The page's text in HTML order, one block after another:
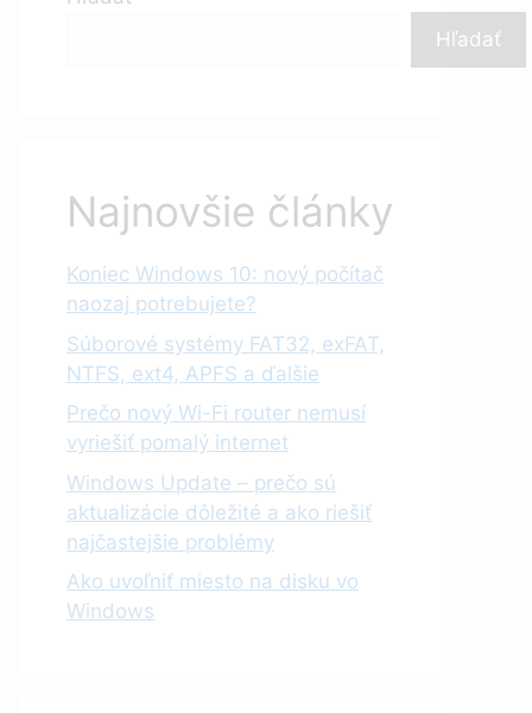
Hľadať
Najnovšie články
Koniec Windows 10: nový počítač
naozaj potrebujete?
Súborové systémy FAT32, exFAT,
NTFS, ext4, APFS a ďalšie
Prečo nový Wi-Fi router nemusí
vyriešiť pomalý internet
Windows Update – prečo sú
aktualizácie dôležité a ako riešiť
najčastejšie problémy
Ako uvoľniť miesto na disku vo
Windows